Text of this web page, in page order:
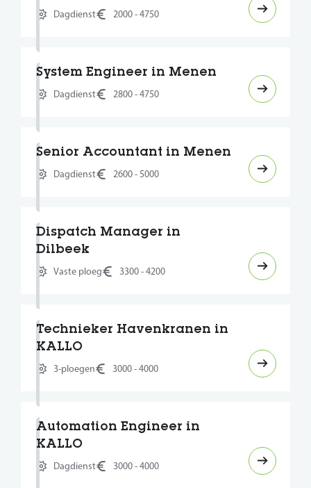
Dagdienst 2000 - 4750
System Engineer in Menen
Dagdienst 2800 - 4750
Senior Accountant in Menen
Dagdienst 2600 - 5000
Dispatch Manager in
Dilbeek
Vaste ploeg 3300 - 4200
Technieker Havenkranen in
KALLO
3-ploegen 3000 - 4000
Automation Engineer in
KALLO
Dagdienst 3000 - 4000